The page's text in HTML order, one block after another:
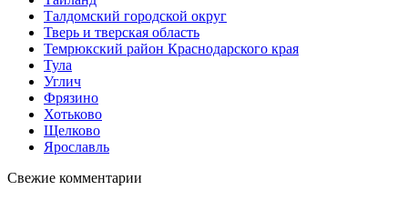
Талдомский городской округ
Тверь и тверская область
Темрюкский район Краснодарского края
Тула
Углич
Фрязино
Хотьково
Щелково
Ярославль
Свежие комментарии